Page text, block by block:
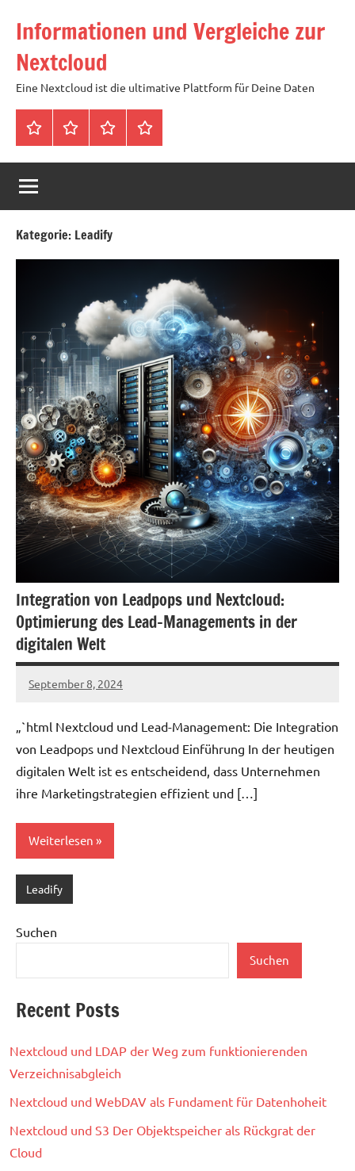
Inhalt
springen
Informationen und Vergleiche zur
Nextcloud
Eine Nextcloud ist die ultimative Plattform für Deine Daten
StartseiteNeuste
Artikel
Cloud
mit
Speicher
/
mtl
Tags
Kategorie: Leadify
Integration von Leadpops und Nextcloud:
Optimierung des Lead-Managements in der
digitalen Welt
September 8, 2024
admin
„`html Nextcloud und Lead-Management: Die Integration
von Leadpops und Nextcloud Einführung In der heutigen
digitalen Welt ist es entscheidend, dass Unternehmen
ihre Marketingstrategien effizient und […]
Weiterlesen
Leadify
Suchen
Suchen
Recent Posts
Nextcloud und LDAP der Weg zum funktionierenden
Verzeichnisabgleich
Nextcloud und WebDAV als Fundament für Datenhoheit
Nextcloud und S3 Der Objektspeicher als Rückgrat der
Cloud